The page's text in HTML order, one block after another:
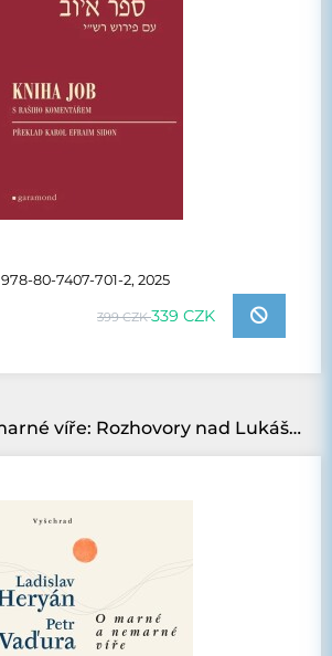
978-80-7407-701-2, 2025
399 CZK339 CZK
O marné a nemarné víře: Rozhovory nad Lukášovým evangeliem